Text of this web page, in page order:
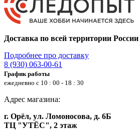
Доставка по всей территории России
Подробнее про доставку
8 (930) 063-00-61
График работы
ежедневно с 10 : 00 - 18 : 30
Адрес магазина:
г. Орёл, ул. Ломоносова, д. 6Б
ТЦ "УТЁС", 2 этаж